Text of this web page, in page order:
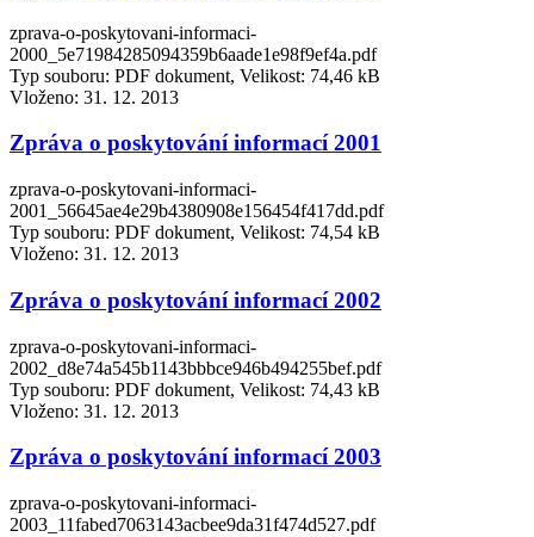
zprava-o-poskytovani-informaci-
2000_5e71984285094359b6aade1e98f9ef4a.pdf
Typ souboru: PDF dokument, Velikost: 74,46 kB
Vloženo: 31. 12. 2013
Zpráva o poskytování informací 2001
zprava-o-poskytovani-informaci-
2001_56645ae4e29b4380908e156454f417dd.pdf
Typ souboru: PDF dokument, Velikost: 74,54 kB
Vloženo: 31. 12. 2013
Zpráva o poskytování informací 2002
zprava-o-poskytovani-informaci-
2002_d8e74a545b1143bbbce946b494255bef.pdf
Typ souboru: PDF dokument, Velikost: 74,43 kB
Vloženo: 31. 12. 2013
Zpráva o poskytování informací 2003
zprava-o-poskytovani-informaci-
2003_11fabed7063143acbee9da31f474d527.pdf